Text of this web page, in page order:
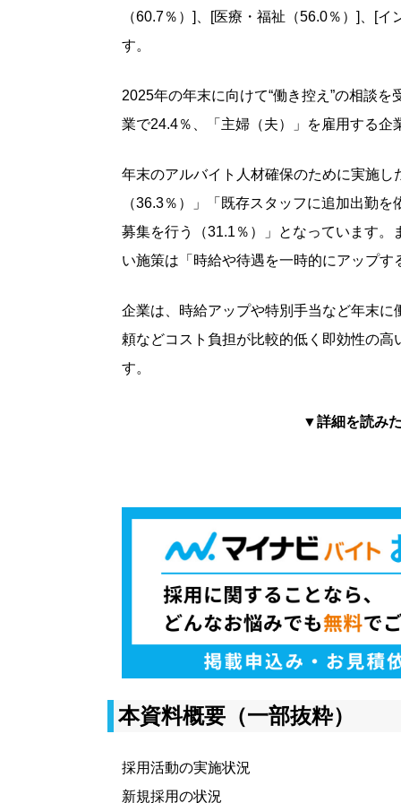
（60.7％）]、[医療・福祉（56.0％）]、[
す。
2025年の年末に向けて“働き控え”の相談
業で24.4％、「主婦（夫）」を雇用する企
年末のアルバイト人材確保のために実施
（36.3％）」「既存スタッフに追加出勤
募集を行う（31.1％）」となっています
い施策は「時給や待遇を一時的にアップす
企業は、時給アップや特別手当など年末
頼などコスト負担が比較的低く即効性の
す。
▼詳細を読み
本資料概要（一部抜粋）
採用活動の実施状況
新規採用の状況